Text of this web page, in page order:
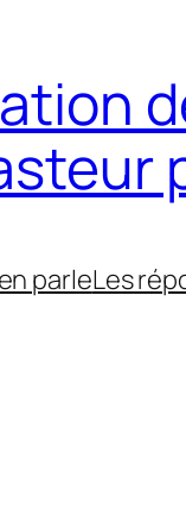
parleLes